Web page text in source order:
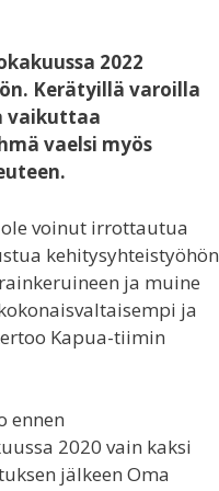
2022
Kerätyillä varoilla
vaikuttaa
vaelsi myös
voinut irrottautua
kehitysyhteistyöhön
ja muine
ja
Kapua-tiimin
ennen
2020 vain kaksi
jälkeen Oma